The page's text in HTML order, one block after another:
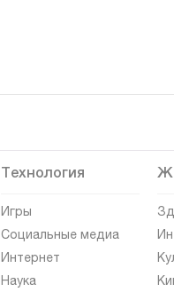
Технология
Игры
Социальные медиа
Интернет
Наука